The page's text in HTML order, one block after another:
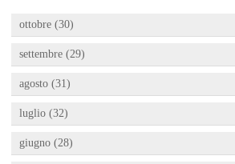
ottobre (30)
settembre (29)
agosto (31)
luglio (32)
giugno (28)